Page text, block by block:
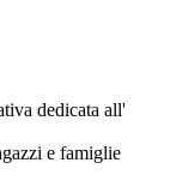
dedicata all'
e famiglie